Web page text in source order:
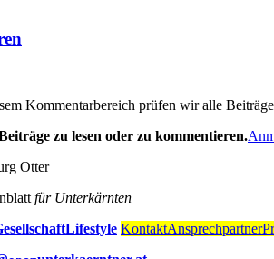
Kommentarbereich prüfen wir alle
zu lesen oder zu kommentieren.
Otter
für Unterkärnten
Lifestyle KontaktAnsprechpartner